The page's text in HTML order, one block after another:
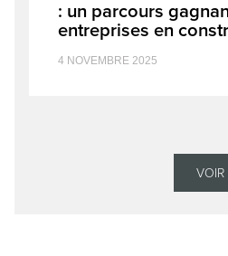
: un parcours
entreprises en
4 NOVEMBRE 2025
VOIR